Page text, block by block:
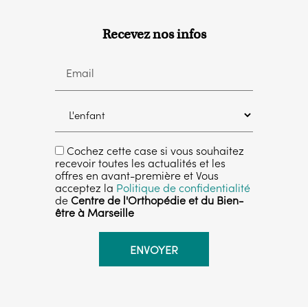
Recevez nos infos
Email
Cochez cette case si vous souhaitez
recevoir toutes les actualités et les
offres en avant-première et Vous
acceptez la Politique de confidentialité
deCentre de l'Orthopédie et du Bien-
être à Marseille